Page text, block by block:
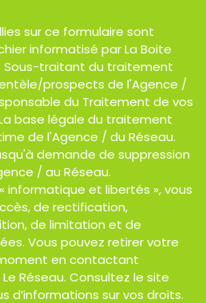
sur ce formulaire sont
informatisé par La Boite
Sous-traitant du traitement
prospects de l'Agence /
du Traitement de vos
base légale du traitement
de l'Agence / du Réseau.
demande de suppression
/ au Réseau.
informatique et libertés », vous
de rectification,
de limitation et de
Vous pouvez retirer votre
en contactant
Réseau. Consultez le site
d’informations sur vos droits.